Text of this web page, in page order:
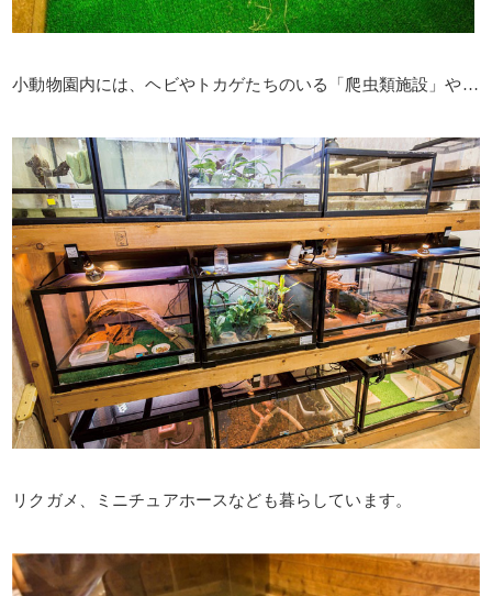
小動物園内には、ヘビやトカゲたちのいる「爬虫類施設」や…
リクガメ、ミニチュアホースなども暮らしています。